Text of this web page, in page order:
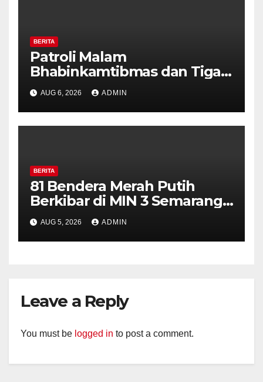
BERITA
Patroli Malam
Bhabinkamtibmas dan Tiga
Pilar Kelurahan Ungaran
Perkuat Kamtibmas, Warga
Diajak Aktifkan Ronda
AUG 6, 2026 ADMIN
BERITA
81 Bendera Merah Putih
Berkibar di MIN 3 Semarang,
Bhabinkamtibmas Desa
Timpik Hadiri Peringatan
HUT ke-81 Kemerdekaan RI
AUG 5, 2026 ADMIN
Leave a Reply
You must be logged in to post a comment.